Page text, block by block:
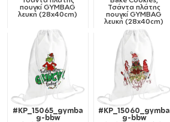
πουγκί GYMBAG
λευκή (28x40cm)
Τσάντα πλάτης
πουγκί GYMBAG
λευκή (28x40cm)
#KP_15065_gymba
g-bbw
#KP_15060_gymba
g-bbw